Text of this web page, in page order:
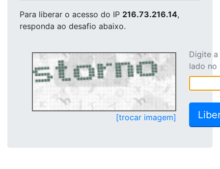
Para liberar o acesso do IP 216.73.216.14,
responda ao desafio abaixo.
[trocar imagem]
Digite
lado no